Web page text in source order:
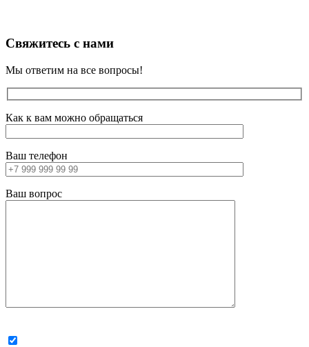
Свяжитесь с нами
Мы ответим на все вопросы!
Как к вам можно обращаться
Ваш телефон
Ваш вопрос